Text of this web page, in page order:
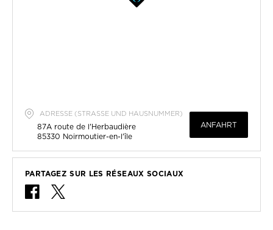
ADRESSE (STRASSE UND HAUSNUMMER)
87A route de l'Herbaudière
85330 Noirmoutier-en-l'île
ANFAHRT
PARTAGEZ SUR LES RÉSEAUX SOCIAUX